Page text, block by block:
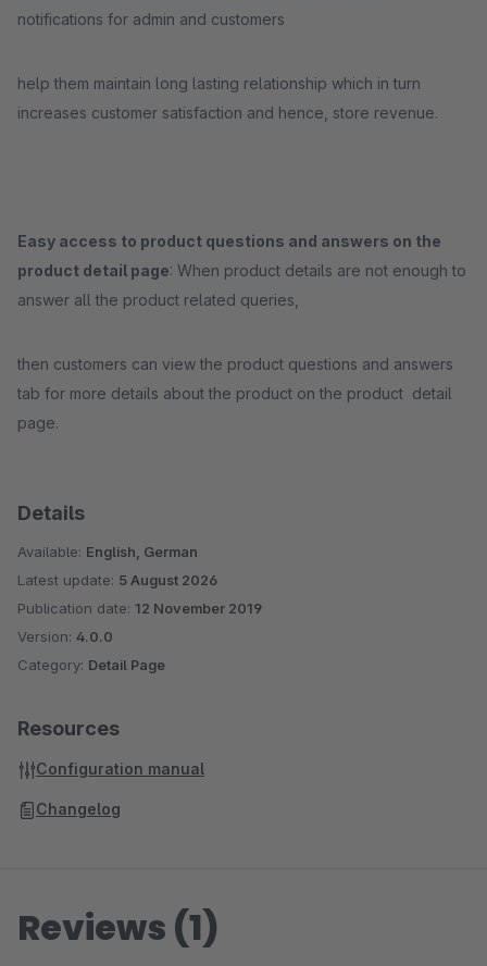
notifications for admin and customers
help them maintain long lasting relationship which in turn
increases customer satisfaction and hence, store revenue.
Easy access to product questions and answers on the
product detail page: When product details are not enough to
answer all the product related queries,
then customers can view the product questions and answers
tab for more details about the product on the product detail
page.
Details
Available: English, German
Latest update: 5 August 2026
Publication date: 12 November 2019
Version: 4.0.0
Category: Detail Page
Resources
Configuration manual
Changelog
Reviews (1)